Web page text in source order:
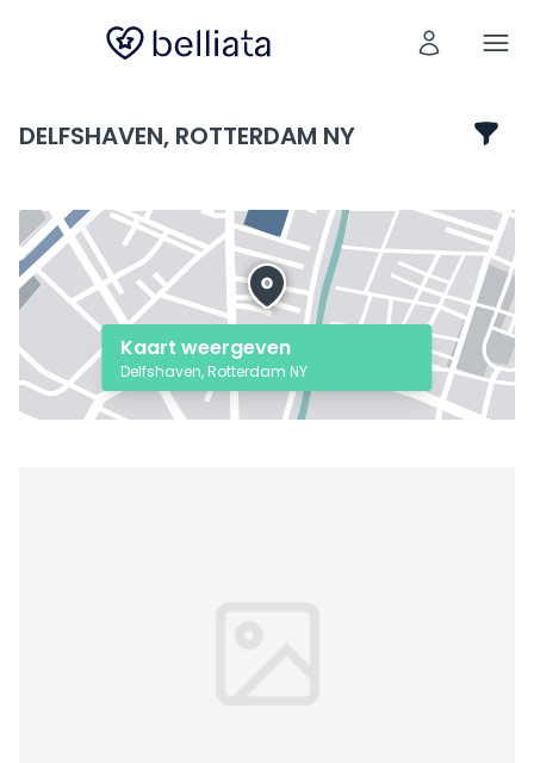
DELFSHAVEN, ROTTERDAM NY
Kaart weergeven
Delfshaven, Rotterdam NY